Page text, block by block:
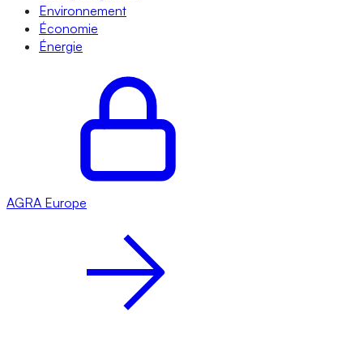
Environnement
Économie
Énergie
AGRA Europe